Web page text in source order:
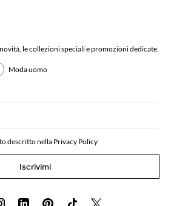
le collezioni speciali e promozioni dedicate.
Moda uomo
descritto nellaPrivacy Policy
Iscrivimi